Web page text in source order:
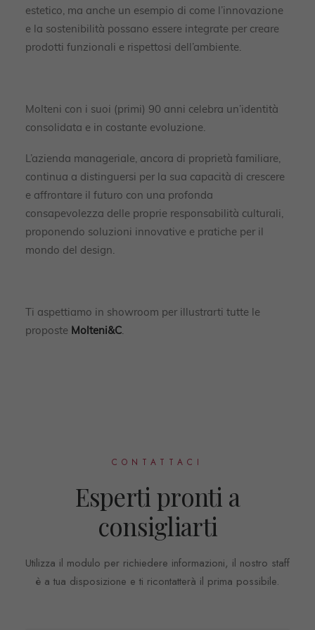
estetico, ma anche un esempio di come l’innovazione
e la sostenibilità possano essere integrate per creare
prodotti funzionali e rispettosi dell’ambiente.
Molteni con i suoi (primi) 90 anni celebra un’identità
consolidata e in costante evoluzione.
L’azienda manageriale, ancora di proprietà familiare,
continua a distinguersi per la sua capacità di crescere
e affrontare il futuro con una profonda
consapevolezza delle proprie responsabilità culturali,
proponendo soluzioni innovative e pratiche per il
mondo del design.
Ti aspettiamo in showroom per illustrarti tutte le
proposte Molteni&C.
CONTATTACI
Esperti pronti a
consigliarti
Utilizza il modulo per richiedere informazioni, il nostro staff
è a tua disposizione e ti ricontatterà il prima possibile.